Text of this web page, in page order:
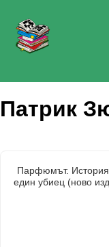
Патрик
Парфюмът.
един убиец (ново